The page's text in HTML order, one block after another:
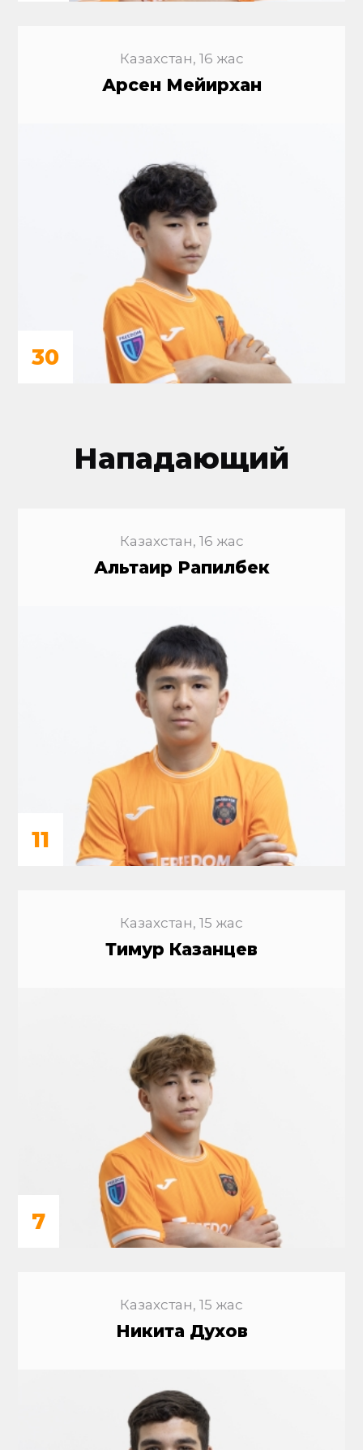
Казахстан, 16 жас
Арсен Мейирхан
30
Нападающий
Казахстан, 16 жас
Альтаир Рапилбек
11
Казахстан, 15 жас
Тимур Казанцев
7
Казахстан, 15 жас
Никита Духов